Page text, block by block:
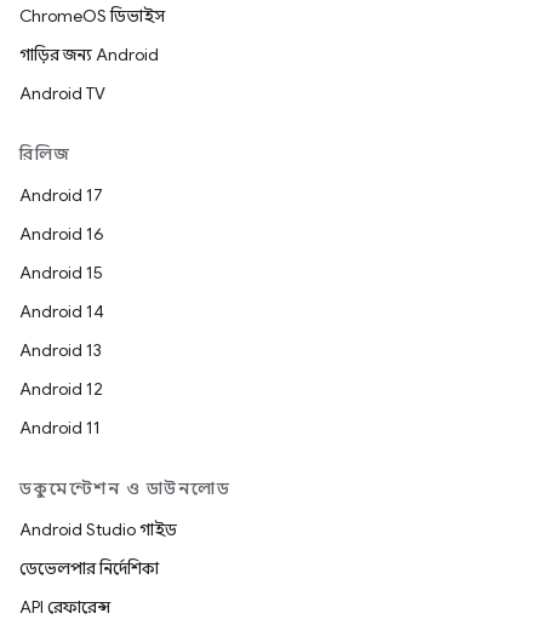
ChromeOS ডিভাইস
গাড়ির জন্য Android
Android TV
রিলিজ
Android 17
Android 16
Android 15
Android 14
Android 13
Android 12
Android 11
ডকুমেন্টেশন ও ডাউনলোড
Android Studio গাইড
ডেভেলপার নির্দেশিকা
API রেফারেন্স